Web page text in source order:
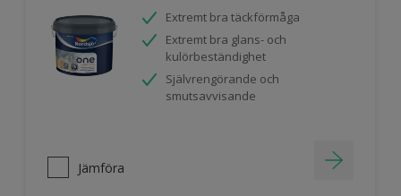
Extremt bra täckförmåga
Extremt bra glans- och
kulörbeständighet
Självrengörande och
smutsavvisande
Jämföra